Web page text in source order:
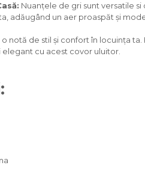
Nuanțele de gri sunt versatile
adăugând un aer proaspăt și
notă de stil și confort în locuința
cu acest covor uluitor.